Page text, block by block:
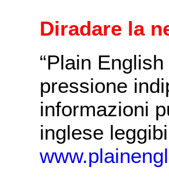
Diradare la
“Plain
pressione
informazioni
inglese